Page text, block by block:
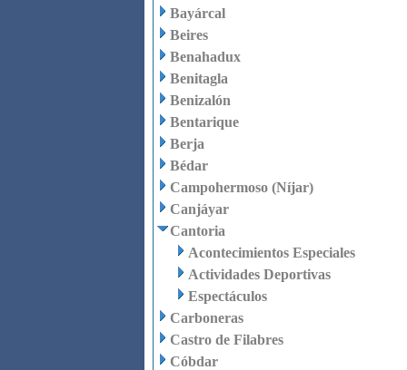
Bayárcal
Beires
Benahadux
Benitagla
Benizalón
Bentarique
Berja
Bédar
Campohermoso (Níjar)
Canjáyar
Cantoria
Acontecimientos Especiales
Actividades Deportivas
Espectáculos
Carboneras
Castro de Filabres
Cóbdar